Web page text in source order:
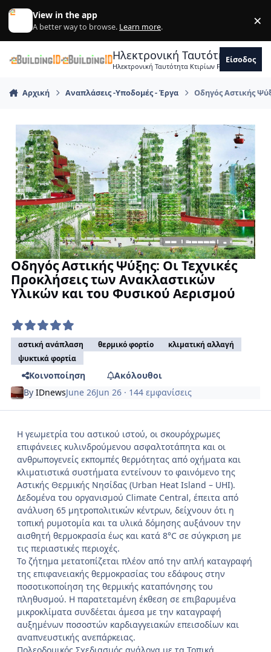
Skip to content
View in the app
A better way to browse. Learn more. ×
Ηλεκτρονική Ταυτότητα
Ηλεκτρονική Ταυτότητα Κτιρίων Forum
Είσοδος
Αρχική Αναπλάσεις -Υποδομές - Έργα Οδηγός Αστικής
Οδηγός Αστικής Ψύξης: Οι Τεχνικές
Προκλήσεις των Ανακλαστικών
Υλικών και του Φυσικού Αερισμού
αστική ανάπλαση θερμικό φορτίο
κλιματική αλλαγή
ψυκτικά φορτία
Κοινοποίηση
Ακόλουθοι
ByIDnewsJune 26Jun 26 · 144 εμφανίσεις
Η γεωμετρία του αστικού ιστού, οι σκουρόχρωμες
επιφάνειες κυλινδρούμενου ασφαλτοτάπητα και οι
ανθρωπογενείς εκπομπές θερμότητας από οχήματα και
κλιματιστικά συστήματα εντείνουν το φαινόμενο της
Αστικής Θερμικής Νησίδας (Urban Heat Island – UHI).
Δεδομένα του οργανισμού Climate Central, έπειτα από
ανάλυση 65 μητροπολιτικών κέντρων, δείχνουν ότι η
τοπική ρυμοτομία και τα υλικά δόμησης αυξάνουν την
αισθητή θερμοκρασία έως και κατά 8°C σε σύγκριση με
τις περιαστικές περιοχές.
Το ζήτημα μετατοπίζεται πλέον από την απλή καταγραφή
της επιφανειακής θερμοκρασίας του εδάφους στην
ποσοτικοποίηση της θερμικής καταπόνησης του
πληθυσμού. Η παρατεταμένη έκθεση σε επιβαρυμένα
μικροκλίματα συνδέεται άμεσα με την καταγραφή
αυξημένων ποσοστών καρδιαγγειακών επεισοδίων και
αναπνευστικής ανεπάρκειας.